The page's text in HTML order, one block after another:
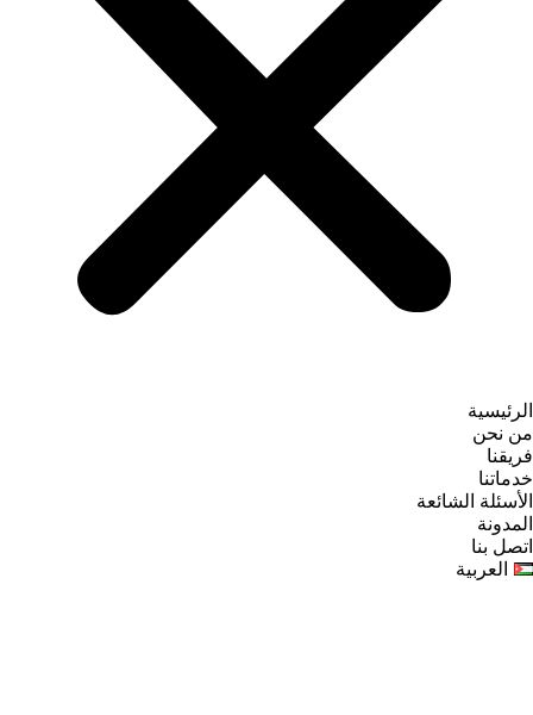
الرئيسية
من نحن
فريقنا
خدماتنا
الأسئلة الشائعة
المدونة
اتصل بنا
العربية